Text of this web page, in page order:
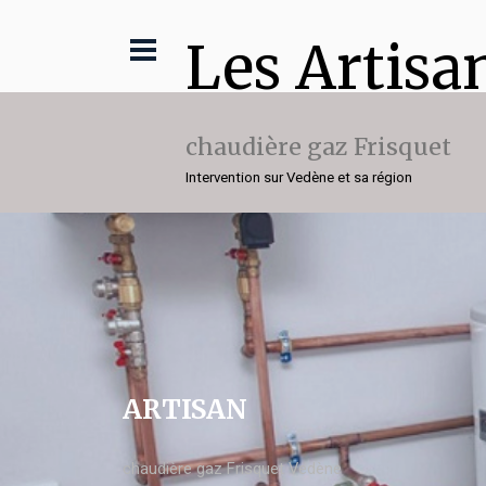
Les
chaudière gaz Frisquet
Intervention sur Vedène et sa région
ARTISAN
chaudière gaz Frisquet Vedène